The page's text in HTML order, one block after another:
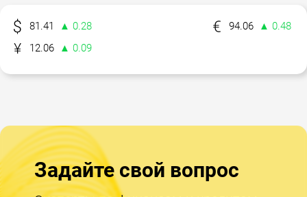
81.41 ▲ 0.28 94.06
▲ 0.48
12.06
▲ 0.09
Задайте свой вопрос